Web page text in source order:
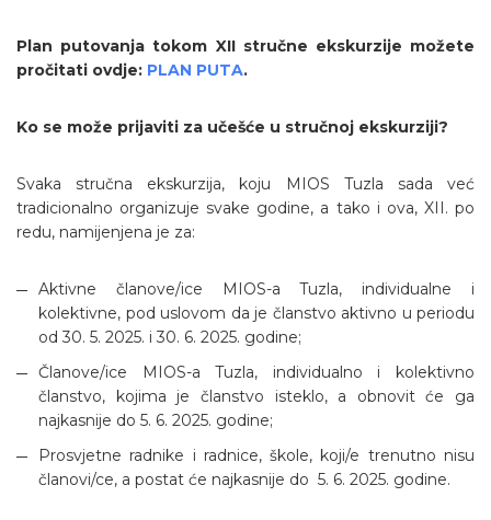
Plan putovanja tokom XII stručne ekskurzije možete
pročitati ovdje: PLAN PUTA.
Ko se može prijaviti za učešće u stručnoj ekskurziji?
Svaka stručna ekskurzija, koju MIOS Tuzla sada već
tradicionalno organizuje svake godine, a tako i ova, XII. po
redu, namijenjena je za:
Aktivne članove/ice MIOS-a Tuzla, individualne i
kolektivne, pod uslovom da je članstvo aktivno u periodu
od 30. 5. 2025. i 30. 6. 2025. godine;
Članove/ice MIOS-a Tuzla, individualno i kolektivno
članstvo, kojima je članstvo isteklo, a obnovit će ga
najkasnije do 5. 6. 2025. godine;
Prosvjetne radnike i radnice, škole, koji/e trenutno nisu
članovi/ce, a postat će najkasnije do 5. 6. 2025. godine.